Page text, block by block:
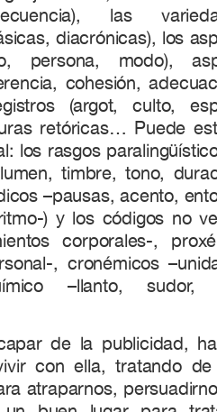
las
diacrónicas), los
persona, modo),
cohesión,
(argot, culto,
retóricas… Puede
los rasgos
timbre, tono,
–pausas, acento,
) y los códigos no
corporales-,
, cronémicos
–llanto, sudor,
de la publicidad,
con ella, tratando de
atraparnos,